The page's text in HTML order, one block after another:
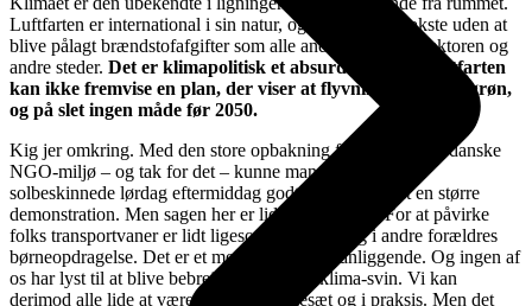
Luftfarten er international i sin natur, og har kunnet vækste uden at
blive pålagt brændstofafgifter som alle andre i transportsektoren og
andre steder. Det er klimapolitisk et absurd show. Og luftfarten
kan ikke fremvise en plan, der viser at flyvning kan blive grøn,
og på slet ingen måde før 2050.
Kig jer omkring. Med den store opbakning fra det grønne, danske
NGO-miljø – og tak for det – kunne man selv på denne
solbeskinnede lørdag eftermiddag godt have forventet en større
demonstration. Men sagen her er lidt op af bakke. For at påvirke
folks transportvaner er lidt ligesom at blande sig i andre forældres
børneopdragelse. Det er et meget personligt anliggende. Og ingen af
os har lyst til at blive bebrejdet at være et klima-svin. Vi kan
derimod alle lide at være globale i tankesæt og i praksis. Men det